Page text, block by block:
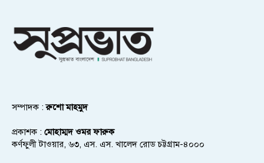
সম্পাদক :রুশো মাহমুদ
প্রকাশক : মোহাম্মদ ওমর ফারুক
কর্ণফুলী টাওয়ার, ৬৩, এস. এস. খালেদ রোড চট্টগ্রাম-৪০০০